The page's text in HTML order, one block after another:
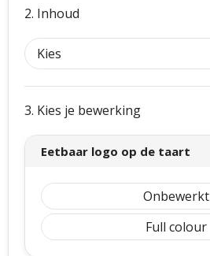
2. Inhoud
3. Kies je bewerking
Eetbaar logo op de taart
Onbewerkt
Full colour